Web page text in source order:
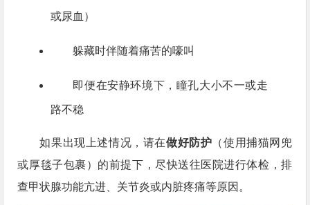
或尿血）
躲藏时伴随着痛苦的嚎叫
即便在安静环境下，瞳孔大小不一或走
路不稳
如果出现上述情况，请在做好防护 （使用捕猫网兜
或厚毯子包裹）的前提下，尽快送往医院进行体检，排
查甲状腺功能亢进、关节炎或内脏疼痛等原因。